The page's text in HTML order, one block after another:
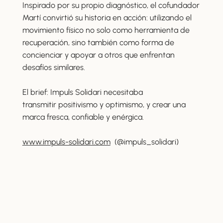
Inspirado por su propio diagnóstico, el cofundador
Martí convirtió su historia en acción: utilizando el
movimiento físico no solo como herramienta de
recuperación, sino también como forma de
concienciar y apoyar a otros que enfrentan
desafíos similares.
El brief: Impuls Solidari necesitaba
transmitir positivismo y optimismo, y crear una
marca fresca, confiable y enérgica.
www.impuls-solidari.com(@impuls_solidari)